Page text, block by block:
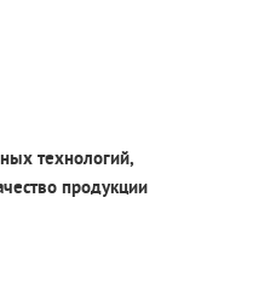
технологий,
продукции